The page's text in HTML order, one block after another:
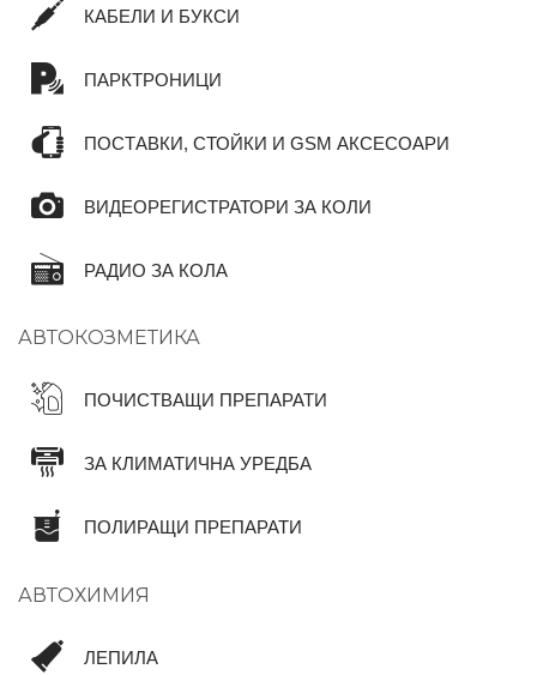
КАБЕЛИ И БУКСИ
ПАРКТРОНИЦИ
ПОСТАВКИ, СТОЙКИ И GSM АКСЕСОАРИ
ВИДЕОРЕГИСТРАТОРИ ЗА КОЛИ
РАДИО ЗА КОЛА
АВТОКОЗМЕТИКА
ПОЧИСТВАЩИ ПРЕПАРАТИ
ЗА КЛИМАТИЧНА УРЕДБА
ПОЛИРАЩИ ПРЕПАРАТИ
АВТОХИМИЯ
ЛЕПИЛА